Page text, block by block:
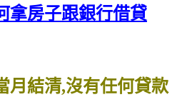
拿房子跟銀行借貸
月結清,沒有任何貸款